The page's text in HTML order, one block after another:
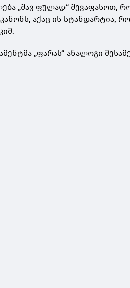
„შავ ფულად“ შევაფასოთ,
აქაც ის სტანდარტია,
„ფარას“ ანალოგი